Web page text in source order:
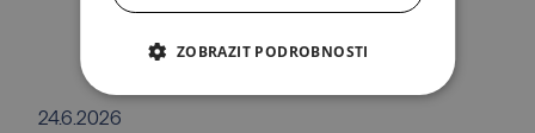
24.6.2026
ZOBRAZIT PODROBNOSTI